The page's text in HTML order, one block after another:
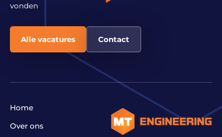
vonden
Alle vacatures Contact
Home
Over ons